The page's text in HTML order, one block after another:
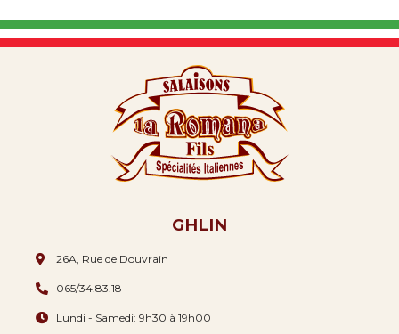
GHLIN
26A, Rue de Douvrain
065/34.83.18
Lundi - Samedi: 9h30 à 19h00